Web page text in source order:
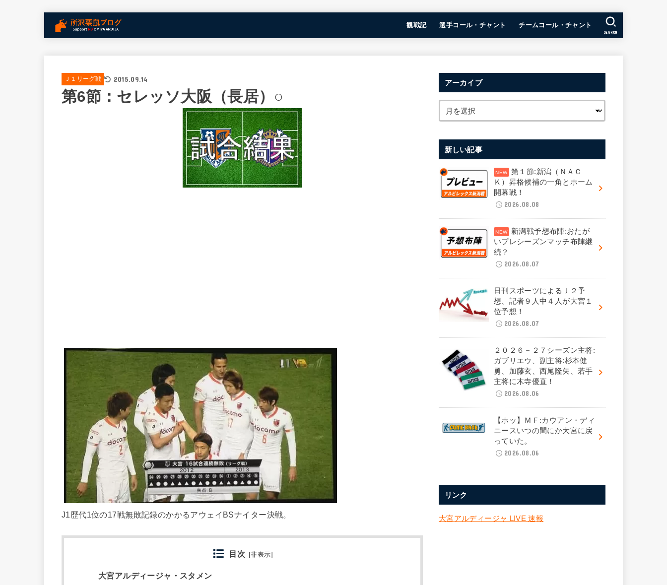
観戦記 選手コール・チャント チームコール・チャント
SEARCH
Ｊ１リーグ戦 2015.09.14
第6節：セレッソ大阪（長居）○
J1歴代1位の17戦無敗記録のかかるアウェイBSナイター決戦。
目次 [非表示]
大宮アルディージャ・スタメン
アーカイブ
新しい記事
第１節:新潟（ＮＡＣ
Ｋ）昇格候補の一角とホーム
開幕戦！
2026.08.08
新潟戦予想布陣:おたが
いプレシーズンマッチ布陣継
続？
2026.08.07
日刊スポーツによるＪ２予
想、記者９人中４人が大宮１
位予想！
2026.08.07
２０２６－２７シーズン主将:
ガブリエウ、副主将:杉本健
勇、加藤玄、西尾隆矢、若手
主将に木寺優直！
2026.08.06
【ホッ】ＭＦ:カウアン・ディ
ニースいつの間にか大宮に戻
っていた。
2026.08.06
リンク
大宮アルディージャ LIVE 速報